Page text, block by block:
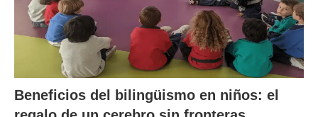
Beneficios del bilingüismo en niños: el